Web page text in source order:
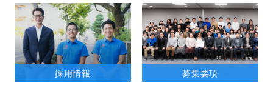
採用情報 募集要項